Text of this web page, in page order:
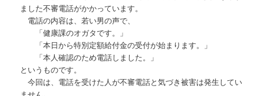
ました不審電話がかかっています。
電話の内容は、若い男の声で、
「健康課のオガタです。」
「本日から特別定額給付金の受付が始まります。」
「本人確認のため電話しました。」
というものです。
今回は、電話を受けた人が不審電話と気づき被害は発生してい